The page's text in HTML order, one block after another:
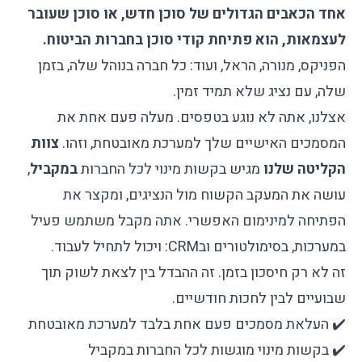
אחד הכאבים הגדולים של סוכן חדש, או סוכן שעובר
לעצמאות, הוא פתיחת קודי סוכן בחברות הביטוח.
הפניקס, מנורה, הראל, ועוד: כל חברה בנוהל שלה, בזמן
שלה, עם נציג שלא תמיד זמין.
אצלנו, אתה לא נוגע בטפסים. מעלה פעם אחת את
המסמכים האישיים שלך למערכת מאובטחת, וזהו.צוות
הקליטה שלנו מגיש בקשות מינוי לכל החברותבמקביל,
עושה את המעקב הקשוח מול הנציגים, ומקצר את
הפתיחה למינימום האפשרי. אתה מקבל משתמש פעיל
במערכות, בסימולטורים ובCRM: ויכול לתחיל לעבוד.
זה לא רק חיסכון בזמן. זה ההבדל בין לצאת לשוק תוך
שבועיים לבין לחכות חודשיים.
✔️ העלאת מסמכים פעם אחת בלבד למערכת מאובטחת
✔️ בקשות מינוי מוגשות לכל החברות במקביל